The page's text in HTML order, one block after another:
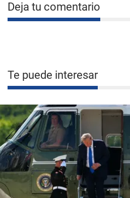
Deja tu comentario
Te puede interesar